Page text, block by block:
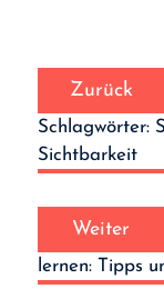
Navigation
Zurück
Schlagwörter:
Sichtbarkeit
Weiter
lernen: Tipps